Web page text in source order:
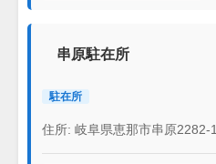
串原駐在所
駐在所
住所: 岐阜県恵那市串原2282-1